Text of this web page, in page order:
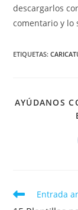
descargarlos
comentario y lo
ETIQUETAS:
AYÚDANOS
Leer
Entrada